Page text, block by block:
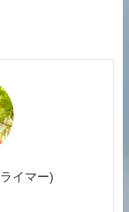
イマー)